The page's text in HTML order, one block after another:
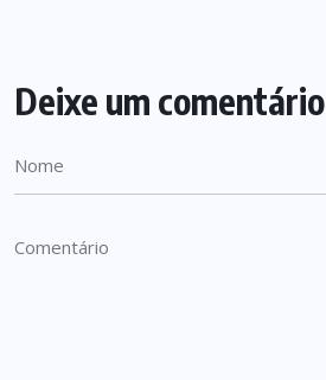
Deixe um comentário